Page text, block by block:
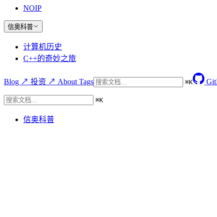
NOIP
信奥科普
计算机历史
C++的奇妙之旅
Blog ↗ 投资 ↗ About Tags ⌘K
⌘K
信奥科普